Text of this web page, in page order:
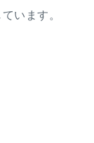
います。